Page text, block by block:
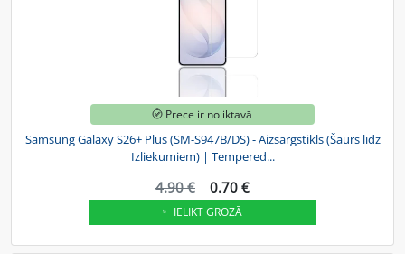
Prece ir noliktavā
Samsung Galaxy S26+ Plus (SM-S947B/DS) - Aizsargstikls (Šaurs līdz
Izliekumiem) | Tempered...
4.90 € 0.70 €
IELIKT GROZĀ